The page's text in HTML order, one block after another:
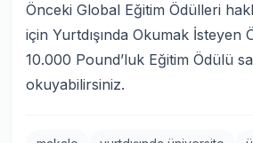
Önceki Global Eğitim Ödülleri
için Yurtdışında Okumak İsteyen
10.000 Pound’luk Eğitim Ödülü
okuyabilirsiniz.